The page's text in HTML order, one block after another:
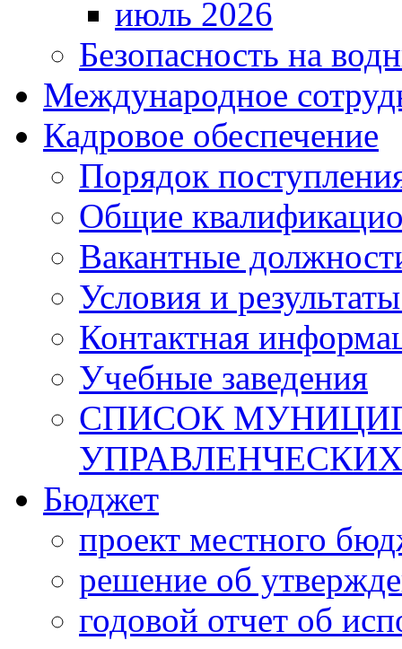
июль 2026
Безопасность на
Международное
Кадровое обеспечение
Порядок
Общие
Вакантные
Условия и
Контактная
Учебные заведения
СПИСОК
Бюджет
проект местного
решение об
годовой отчет об